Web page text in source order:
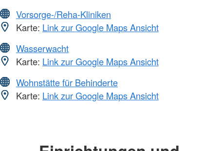
Vorsorge-/Reha-Kliniken
Karte: Link zur Google Maps Ansicht
Wasserwacht
Karte: Link zur Google Maps Ansicht
Wohnstätte für Behinderte
Karte: Link zur Google Maps Ansicht